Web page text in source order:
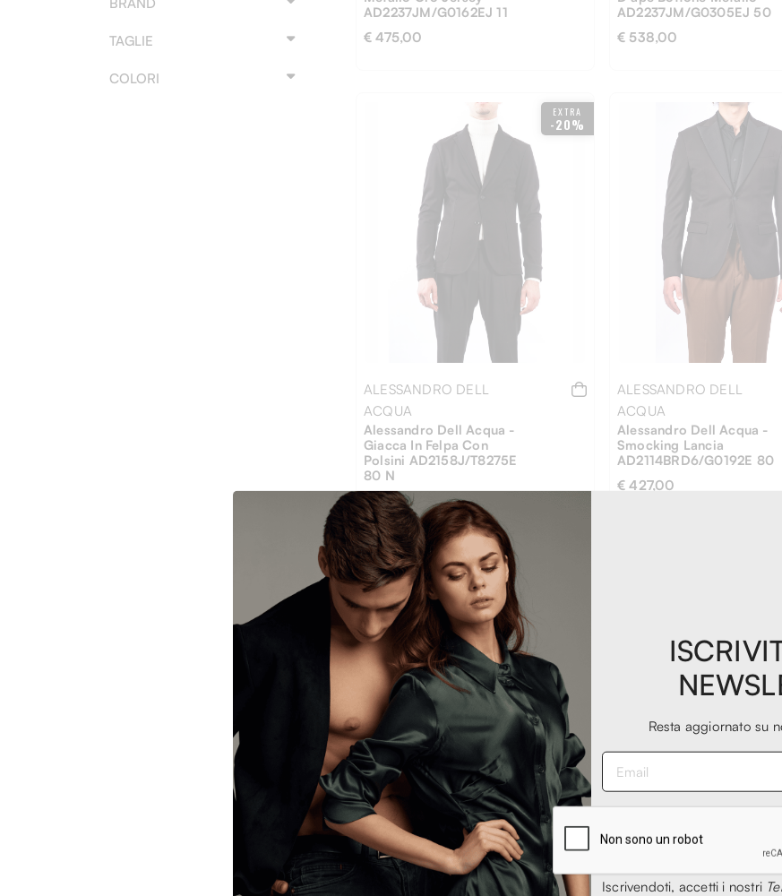
Resta aggiornato su
Iscrivendoti, accetti i nostri
TAGLIE
COLORI
56
AD2237JM/G0162EJ 11
€ 475,00
52
AD2237JM/G0305EJ 50
€ 538,00
EXTRA
-20%
46
ALESSANDRO DELL
ACQUA
Alessandro Dell Acqua -
Giacca In Felpa Con
Polsini AD2158J/T8275E
80 N
€ 289,00
ALESSANDRO DELL
ACQUA
Alessandro Dell Acqua -
Smocking Lancia
AD2114BRD6/G0192E 80
€ 427,00
AMARÁNTO
Amaranto - Giacca
Marrone da Uomo
Amaranto - Giacca Nera
da Uomo